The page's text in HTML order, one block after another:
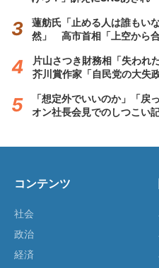
蓮舫氏「止める人は誰もい
然」 高市首相「上空から
片山さつき財務相「失わ
芥川賞作家「自民党の大失
「想定外でいいのか」「
オン社長会見でのしつこい
コンテンツ
社会
政治
経済